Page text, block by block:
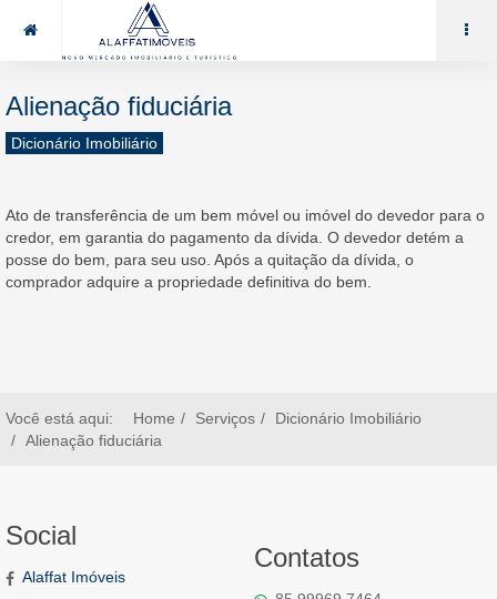
85 99969.7464 alaffat@gmail.com
Alienação fiduciária
Dicionário Imobiliário
Ato de transferência de um bem móvel ou imóvel do devedor para o
credor, em garantia do pagamento da dívida. O devedor detém a
posse do bem, para seu uso. Após a quitação da dívida, o
comprador adquire a propriedade definitiva do bem.
Você está aqui: Home Serviços
Dicionário Imobiliário
Alienação fiduciária
Social
Alaffat Imóveis
Contatos